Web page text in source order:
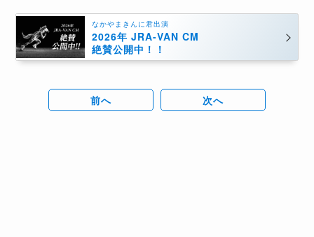
なかやまきんに君出演
2026年 JRA-VAN CM
絶賛公開中！！
前へ 次へ